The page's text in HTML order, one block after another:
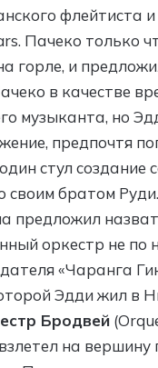
флейтиста и
Пачеко только
горле, и
в качестве
музыканта, но
предпочтя
стул создание
своим братом
предложил
оркестр не по
«Чаранга
Эдди жил в
Бродвей
на вершину